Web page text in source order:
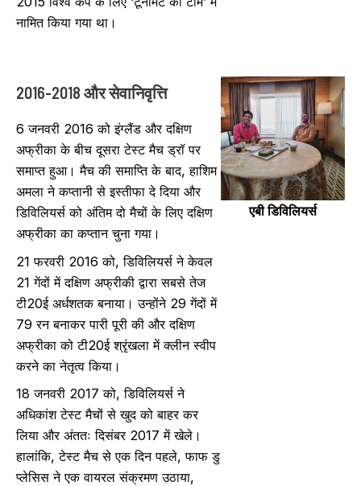
नामित किया गया था।
2016-2018 और सेवानिवृत्ति
6 जनवरी 2016 को इंग्लैंड और दक्षिण
अफ्रीका के बीच दूसरा टेस्ट मैच ड्रॉ पर
समाप्त हुआ। मैच की समाप्ति के बाद, हाशिम
अमला ने कप्तानी से इस्तीफा दे दिया और
डिविलियर्स को अंतिम दो मैचों के लिए दक्षिण
अफ्रीका का कप्तान चुना गया।
21 फरवरी 2016 को, डिविलियर्स ने केवल
21 गेंदों में दक्षिण अफ्रीकी द्वारा सबसे तेज
टी20ई अर्धशतक बनाया। उन्होंने 29 गेंदों में
79 रन बनाकर पारी पूरी की और दक्षिण
अफ्रीका को टी20ई श्रृंखला में क्लीन स्वीप
करने का नेतृत्व किया।
18 जनवरी 2017 को, डिविलियर्स ने
अधिकांश टेस्ट मैचों से खुद को बाहर कर
लिया और अंततः दिसंबर 2017 में खेले।
हालांकि, टेस्ट मैच से एक दिन पहले, फाफ डु
प्लेसिस ने एक वायरल संक्रमण उठाया,
एबी डिविलियर्स